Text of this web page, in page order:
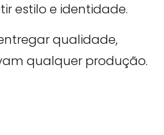
estilo e identidade.
qualidade,
qualquer produção.